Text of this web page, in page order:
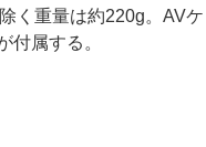
く重量は約220g。AVケ
付属する。